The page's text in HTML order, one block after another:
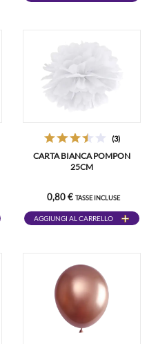
(3)
CARTA BIANCA POMPON
25CM
0,80 € TASSE INCLUSE
AGGIUNGI AL CARRELLO